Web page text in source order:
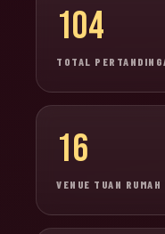
104
TOTAL
16
VENUE TUAN RUMAH